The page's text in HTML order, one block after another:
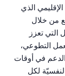
الإقليمي الذي
من خلال
التي تعزز
التطوعي،
الدعم في أوقات
لكل